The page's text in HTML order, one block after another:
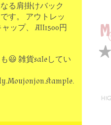
る肩掛けバック
す。 アウトレッ
ップ、 All1500円
😃 雑貨saleしてい